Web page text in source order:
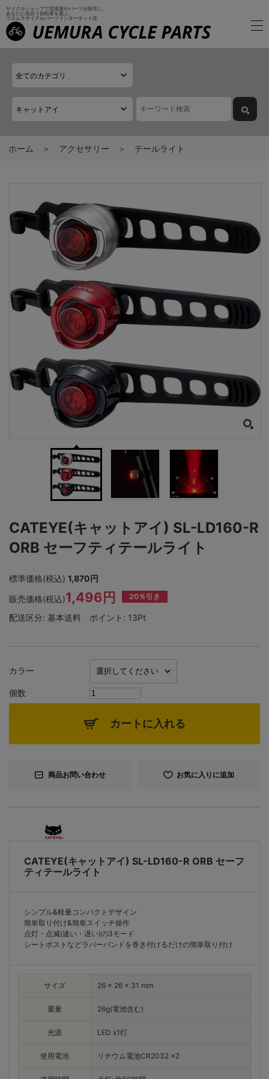
サイクルショップで完成車やパーツを販売し、
あなたに似合う自転車を選ぶ、
ウエムラサイクルパーツインターネット店
ホーム アクセサリー テールライト
CATEYE(キャットアイ) SL-LD160-R
ORB セーフティテールライト
標準価格(税込) 1,870円
販売価格(税込)1,496円 20％引き
配送区分: 基本送料 ポイント: 13Pt
カラー
個数
カートに入れる
商品お問い合わせ お気に入りに追加
CATEYE(キャットアイ) SL-LD160-R ORB セーフ
ティテールライト
シンプル&軽量コンパクトデザイン
簡単取り付け&簡単スイッチ操作
点灯・点滅(速い・遅い)の3モード
シートポストなどラバーバンドを巻き付けるだけの簡単取り付け
サイズ 26 x 26 x 31 mm
重量 26g(電池含む)
光源 LED x1灯
使用電池 リチウム電池CR2032 x2